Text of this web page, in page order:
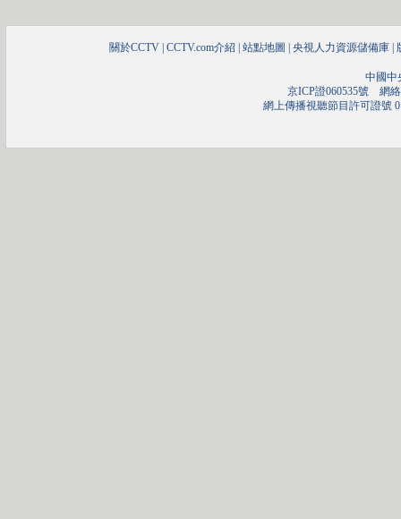
關於CCTV | CCTV.com介紹 | 站點地圖 | 央視人力資源儲備庫 |
中國中
京ICP證060535號 網絡
網上傳播視聽節目許可證號